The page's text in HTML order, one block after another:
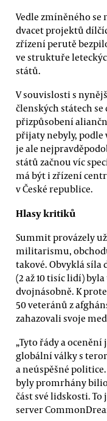
Vedle zmíněného
dvacet projektů
zřízení perutě
ve struktuře
států.
V souvislosti s
členských státech
přizpůsobení
přijaty nebyly,
je ale
států začnou víc
má být i zřízení
v České republice.
Hlasy kritiků
Summit provázely
militarismu,
takové. Obvyklá síla
(2 až 10 tisíc lidí)
dvojnásobně. K
50 veteránů z
zahazovali svoje
„Tyto řády a
globální války s
a neúspěšné
byly promrhány
část své lidskosti.
server